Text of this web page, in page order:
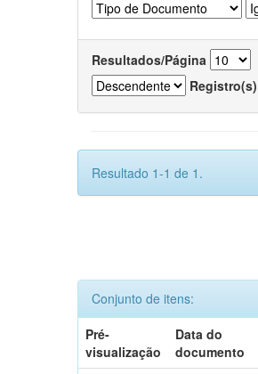
Resultados/Página
Registro(s)
Resultado 1-1 de 1.
Conjunto de itens:
Pré-
visualização
Data do
documento